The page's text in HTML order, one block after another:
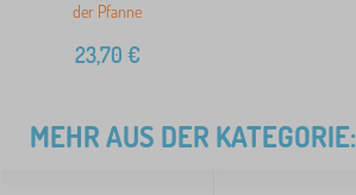
der Pfanne
23,70 €
MEHR AUS DER KATEGORIE: